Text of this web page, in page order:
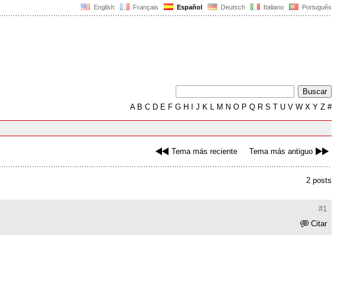
English Français Español Deutsch Italiano Português
AB C D E F G H J K L M N O P Q R S T U V W X Y Z #
Tema más reciente Tema más antiguo
2 posts
#1
Citar